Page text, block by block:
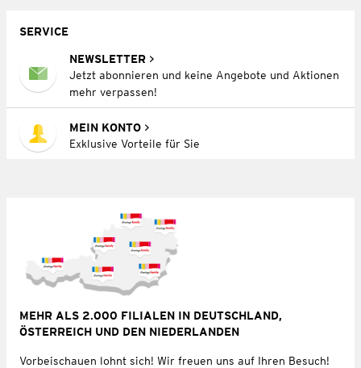
SERVICE
NEWSLETTER
Jetzt abonnieren und keine Angebote und Aktionen
mehr verpassen!
MEIN KONTO
Exklusive Vorteile für Sie
MEHR ALS 2.000 FILIALEN IN DEUTSCHLAND,
ÖSTERREICH UND DEN NIEDERLANDEN
Vorbeischauen lohnt sich! Wir freuen uns auf Ihren Besuch!